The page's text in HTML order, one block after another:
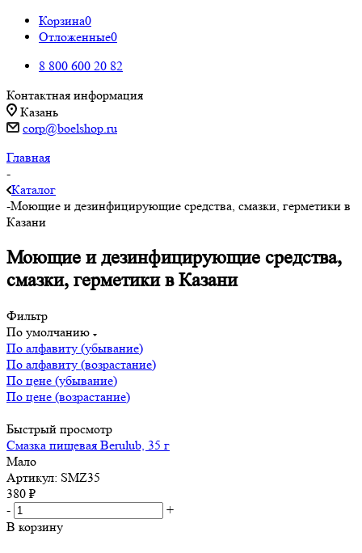
Корзина0
Отложенные0
8 800 600 20 82
Контактная информация
Казань
corp@boelshop.ru
Главная
-
Каталог
-Моющие и дезинфицирующие средства, смазки, герметики в
Казани
Моющие и дезинфицирующие средства,
смазки, герметики в Казани
Фильтр
По умолчанию
По алфавиту (убывание)
По алфавиту (возрастание)
По цене (убывание)
По цене (возрастание)
Быстрый просмотр
Смазка пищевая Berulub, 35 г
Мало
Артикул: SMZ35
380 ₽
-
+
В корзину